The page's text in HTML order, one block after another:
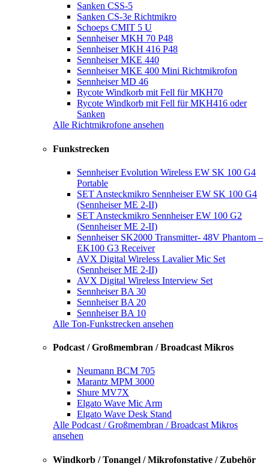
Sanken CSS-5
Sanken CS-3e Richtmikro
Schoeps CMIT 5 U
Sennheiser MKH 70 P48
Sennheiser MKH 416 P48
Sennheiser MKE 440
Sennheiser MKE 400 Mini Richtmikrofon
Sennheiser MD 46
Rycote Windkorb mit Fell für MKH70
Rycote Windkorb mit Fell für MKH416 oder
Sanken
Alle Richtmikrofone ansehen
Funkstrecken
Sennheiser Evolution Wireless EW SK 100 G4
Portable
SET Ansteckmikro Sennheiser EW SK 100 G4
(Sennheiser ME 2-II)
SET Ansteckmikro Sennheiser EW 100 G2
(Sennheiser ME 2-II)
Sennheiser SK2000 Transmitter- 48V Phantom –
EK100 G3 Receiver
AVX Digital Wireless Lavalier Mic Set
(Sennheiser ME 2-II)
AVX Digital Wireless Interview Set
Sennheiser BA 30
Sennheiser BA 20
Sennheiser BA 10
Alle Ton-Funkstrecken ansehen
Podcast / Großmembran / Broadcast Mikros
Neumann BCM 705
Marantz MPM 3000
Shure MV7X
Elgato Wave Mic Arm
Elgato Wave Desk Stand
Alle Podcast / Großmembran / Broadcast Mikros
ansehen
Windkorb / Tonangel / Mikrofonstative / Zubehör